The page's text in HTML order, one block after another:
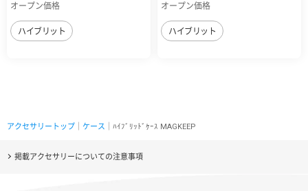
オープン価格
ハイブリット
オープン価格
ハイブリット
アクセサリートップ ケース ｜ﾊｲﾌﾞﾘｯﾄﾞｹｰｽ MAGKEEP
掲載アクセサリーについての注意事項